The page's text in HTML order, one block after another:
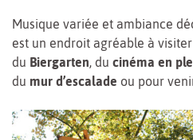
Musique variée et ambiance
est un endroit agréable à
du Biergarten, du cinéma en
du mur d’escalade ou pour